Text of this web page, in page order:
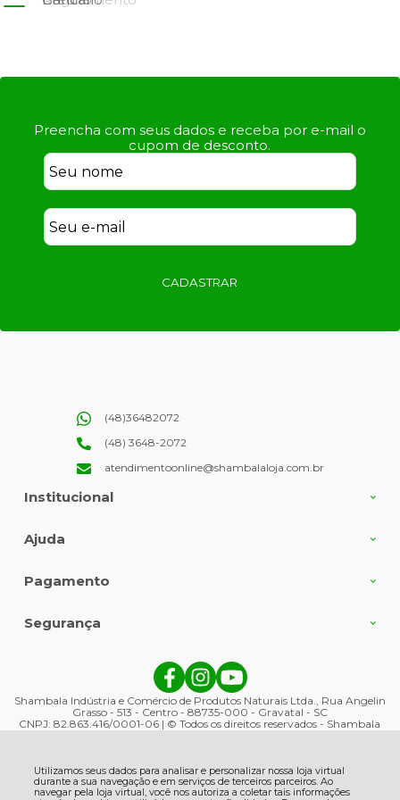
Utilizamos seus dados para analisar e personalizar nossa loja virtual
durante a sua navegação e em serviços de terceiros parceiros. Ao
navegar pela loja virtual, você nos autoriza a coletar tais informações
Preencha com seus dados e receba por e-mail o
cupom de desconto.
CADASTRAR
Institucional
Ajuda
(48)36482072
(48) 3648-2072
atendimentoonline@shambalaloja.com.br
Pagamento
Segurança
Shambala Indústria e Comércio de Produtos Naturais Ltda., Rua Angelin
Grasso - 513 - Centro - 88735-000 - Gravatal - SC
CNPJ: 82.863.416/0001-06 | © Todos os direitos reservados - Shambala